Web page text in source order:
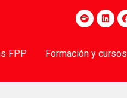
FPP Formación y cursos